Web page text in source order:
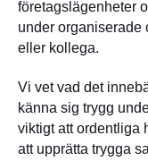
företagslägenheter
under organiserade
eller kollega.
Vi vet vad det
känna sig trygg
viktigt att ordentliga
att upprätta trygga